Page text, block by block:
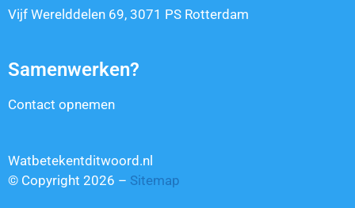
Vijf Werelddelen 69, 3071 PS Rotterdam
Samenwerken?
Contact opnemen
Watbetekentditwoord.nl
© Copyright 2026 – Sitemap